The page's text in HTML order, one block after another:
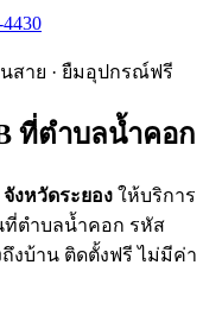
นสาย · ยืมอุปกรณ์ฟรี
ที่ตำบลน้ำคอก
งหวัดระยอง ให้บริการ
ที่ตำบลน้ำคอก รหัส
งบ้าน ติดตั้งฟรี ไม่มีค่า